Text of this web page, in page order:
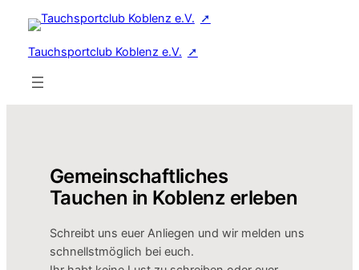
Zum
springen
Tauchsportclub Koblenz e.V.
Gemeinschaftliches
Tauchen in Koblenz erleben
Schreibt uns euer Anliegen und wir melden uns
schnellstmöglich bei euch.